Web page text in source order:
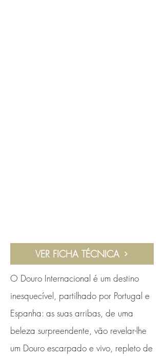
VER FICHA TÉCNICA
O Douro Internacional é um destino
inesquecível, partilhado por Portugal e
Espanha: as suas arribas, de uma
beleza surpreendente, vão revelar-lhe
um Douro escarpado e vivo, repleto de